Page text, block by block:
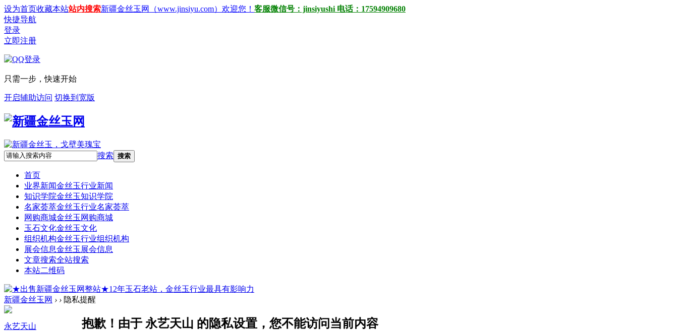
设为首页收藏本站站内搜索新疆金丝玉网（www.jinsiyu.com）欢迎您！ 客服微信号：jinsiyushi 电话：17594909680
快捷导航
登录
立即注册
只需一步，快速开始
开启辅助访问 切换到宽版
搜索 搜索
首页
业界新闻金丝玉行业新闻
知识学院金丝玉知识学院
名家荟萃金丝玉行业名家荟萃
网购商城金丝玉网购商城
玉石文化金丝玉文化
组织机构金丝玉行业组织机构
展会信息金丝玉展会信息
文章搜索全站搜索
本站二维码
新疆金丝玉网 › › 隐私提醒
永艺天山 抱歉！由于 永艺天山 的隐私设置，您不能访问当前内容